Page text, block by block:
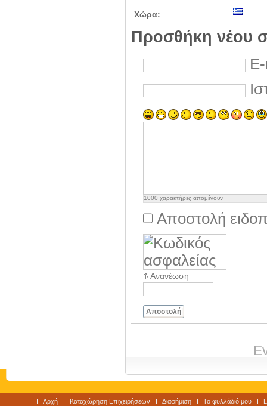
Χώρα:
Προσθήκη νέου
1000 χαρακτήρες απομένουν
Αποστολή
Ανανέωση
Αποστολή
Αρχή Καταχώρηση Επιχειρήσεων Διαφήμιση Το φυλλάδιό μου